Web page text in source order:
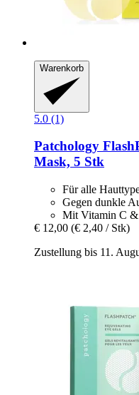
Warenkorb
5.0 (1)
Patchology
Mask, 5 Stk
Für alle
Gegen dunkle
Mit Vitamin C
€ 12,00 (€ 2,40 / Stk)
Zustellung bis 11.